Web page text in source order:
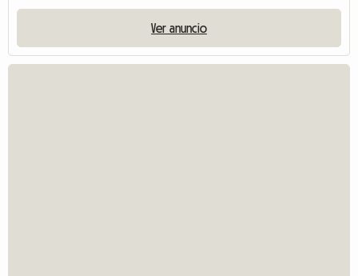
Ver anuncio